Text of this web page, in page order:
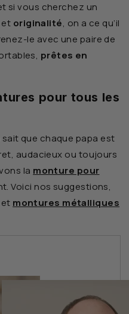
si vous cherchez un
et originalité, on a ce qu’il
le avec une paire de
prêtes en
pour tous les
sait que chaque papa est
audacieux ou toujours
la monture pour
Voici nos suggestions,
et montures métalliques